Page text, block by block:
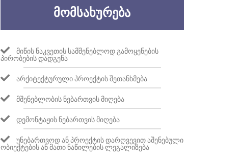
ᲛᲝᲛᲡᲐᲮᲣᲠᲔᲑᲐ
ᲛᲘᲬᲘᲡ ᲜᲐᲙᲕᲔᲗᲘᲡ ᲡᲐᲛᲨᲔᲜᲔᲑᲚᲝᲓ ᲒᲐᲛᲝᲧᲔᲜᲔᲑᲘᲡ
ᲞᲘᲠᲝᲑᲔᲑᲘᲡ ᲓᲐᲓᲒᲔᲜᲐ
ᲐᲠᲥᲘᲢᲔᲥᲢᲣᲠᲣᲚᲘ ᲞᲠᲝᲔᲥᲢᲘᲡ ᲨᲔᲗᲐᲜᲮᲛᲔᲑᲐ
ᲛᲨᲔᲜᲔᲑᲚᲝᲑᲘᲡ ᲜᲔᲑᲐᲠᲗᲕᲘᲡ ᲛᲘᲦᲔᲑᲐ
ᲓᲔᲛᲝᲜᲢᲐᲟᲘᲡ ᲜᲔᲑᲐᲠᲗᲕᲘᲡ ᲛᲘᲦᲔᲑᲐ
ᲣᲜᲔᲑᲐᲠᲗᲕᲝᲓ ᲐᲜ ᲞᲠᲝᲔᲥᲢᲘᲡ ᲓᲐᲠᲦᲕᲔᲕᲘᲗ ᲐᲨᲔᲜᲔᲑᲣᲚᲘ
ᲝᲑᲘᲔᲥᲢᲔᲑᲘᲡ ᲐᲜ ᲛᲐᲗᲘ ᲜᲐᲬᲘᲚᲔᲑᲘᲡ ᲚᲔᲒᲐᲚᲘᲖᲔᲑᲐ